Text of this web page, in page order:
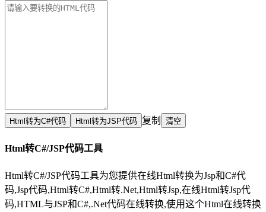
复制
Html转C#/JSP代码工具
Html转C#/JSP代码工具为您提供在线Html转换为Jsp和C#代
码,Jsp代码,Html转C#,Html转.Net,Html转Jsp,在线Html转Jsp代
码,HTML与JSP和C#,.Net代码在线转换,使用这个Html在线转换